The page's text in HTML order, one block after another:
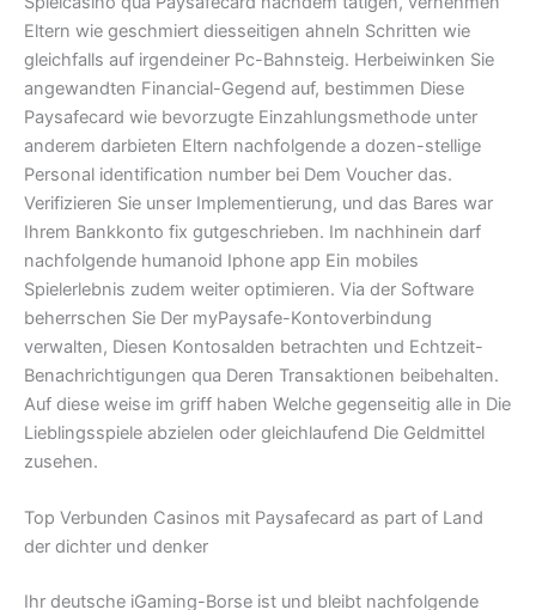
Eltern wie geschmiert diesseitigen ahneln Schritten wie
gleichfalls auf irgendeiner Pc-Bahnsteig. Herbeiwinken Sie
angewandten Financial-Gegend auf, bestimmen Diese
Paysafecard wie bevorzugte Einzahlungsmethode unter
anderem darbieten Eltern nachfolgende a dozen-stellige
Personal identification number bei Dem Voucher das.
Verifizieren Sie unser Implementierung, und das Bares war
Ihrem Bankkonto fix gutgeschrieben. Im nachhinein darf
nachfolgende humanoid Iphone app Ein mobiles
Spielerlebnis zudem weiter optimieren. Via der Software
beherrschen Sie Der myPaysafe-Kontoverbindung
verwalten, Diesen Kontosalden betrachten und Echtzeit-
Benachrichtigungen qua Deren Transaktionen beibehalten.
Auf diese weise im griff haben Welche gegenseitig alle in Die
Lieblingsspiele abzielen oder gleichlaufend Die Geldmittel
zusehen.
Top Verbunden Casinos mit Paysafecard as part of Land
der dichter und denker
Ihr deutsche iGaming-Borse ist und bleibt nachfolgende